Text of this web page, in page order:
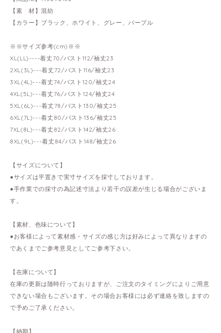
【素 材】混紡
【カラー】ブラック、ホワイト、グレー、パープル
※※サイズ参考(cm)※※
XL(LL)----着丈70/バスト112/袖丈23
2XL(3L)---着丈72/バスト116/袖丈23
3XL(4L)---着丈74/バスト120/袖丈24
4XL(5L)---着丈76/バスト124/袖丈24
5XL(6L)---着丈78/バスト130/袖丈25
6XL(7L)---着丈80/バスト136/袖丈25
7XL(8L)---着丈82/バスト142/袖丈26
8XL(9L)---着丈84/バスト148/袖丈26
【サイズについて】
●サイズは平置きで実寸サイズを採寸しております。
●手作業での採寸の為記述寸法より若干の誤差が生じる場合がございま
す。
【素材、色味について】
●お客様によって素材感・サイズの感じ方は好みによって異なりますの
であくまでご参考意見としてご参考下さい。
【在庫について】
在庫の更新は随時行っておりますが、ご注文のタイミングによりご用意
できない場合もございます。その場合お客様には必ず連絡を致しますの
で予めご了承ください。
【納期】